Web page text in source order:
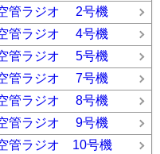
空管ラジオ 2号機
空管ラジオ 4号機
空管ラジオ 5号機
空管ラジオ 7号機
空管ラジオ 8号機
空管ラジオ 9号機
管ラジオ 10号機